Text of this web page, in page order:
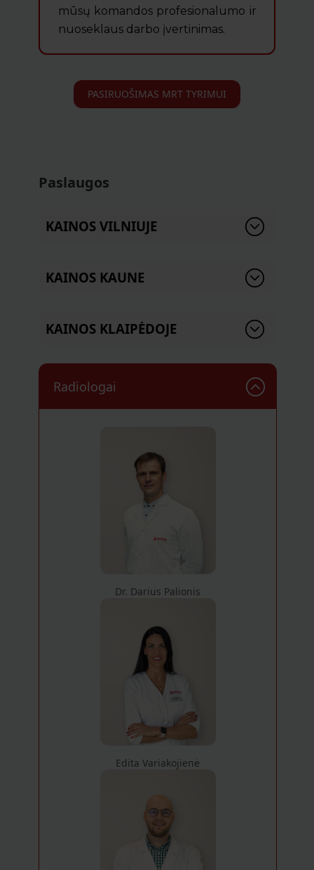
mūsų komandos profesionalumo ir
nuoseklaus darbo įvertinimas.
PASIRUOŠIMAS MRT TYRIMUI
Paslaugos
KAINOS VILNIUJE
KAINOS KAUNE
KAINOS KLAIPĖDOJE
Radiologai
Dr. Darius Palionis
Edita Variakojienė